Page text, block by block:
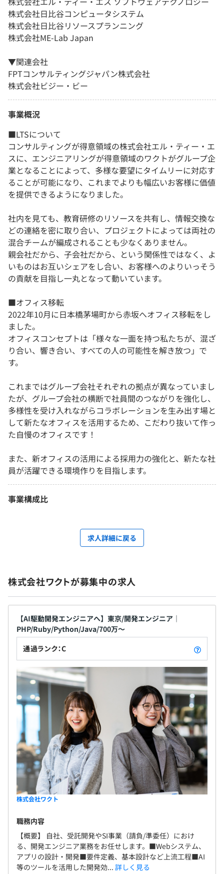
株式会社日比谷コンピュータシステム
株式会社日比谷リソースプランニング
株式会社ME-Lab Japan
▼関連会社
FPTコンサルティングジャパン株式会社
株式会社ビジー・ビー
事業概況
■LTSについて
コンサルティングが得意領域の株式会社エル・ティー・エ
スに、エンジニアリングが得意領域のワクトがグループ企
業となることによって、多様な要望にタイムリーに対応す
ることが可能になり、これまでよりも幅広いお客様に価値
を提供できるようになりました。
社内を見ても、教育研修のリソースを共有し、情報交換な
どの連絡を密に取り合い、プロジェクトによっては両社の
混合チームが編成されることも少なくありません。
親会社だから、子会社だから、という関係性ではなく、よ
いものはお互いシェアをし合い、お客様へのよりいっそう
の貢献を目指し一丸となって動いています。
■オフィス移転
2022年10月に日本橋茅場町から赤坂へオフィス移転をし
ました。
オフィスコンセプトは「様々な一面を持つ私たちが、混ざ
り合い、響き合い、すべての人の可能性を解き放つ」で
す。
これまではグループ会社それぞれの拠点が異なっていまし
たが、グループ会社の横断で社員間のつながりを強化し、
多様性を受け入れながらコラボレーションを生み出す場と
して新たなオフィスを活用するため、こだわり抜いて作っ
た自慢のオフィスです！
また、新オフィスの活用による採用力の強化と、新たな社
員が活躍できる環境作りを目指します。
事業構成比
求人詳細に戻る
株式会社ワクトが募集中の求人
【AI駆動開発エンジニアへ】東京/開発エンジニア｜
PHP/Ruby/Python/Java/700万～
通過ランク：C
株式会社ワクト
職務内容
【概要】 自社、受託開発やSI事業（請負/準委任）におけ
る、開発エンジニア業務をお任せします。■Webシステム、
アプリの設計・開発■要件定義、基本設計など上流工程■AI
等のツールを活用した開発効... 詳しく見る